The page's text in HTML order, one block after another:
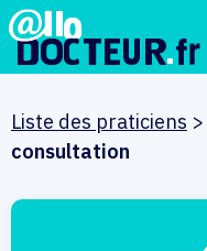
Liste des praticiens >
consultation